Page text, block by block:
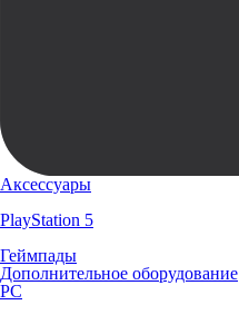
Аксессуары
PlayStation 5
Геймпады
Дополнительное оборудование
PC